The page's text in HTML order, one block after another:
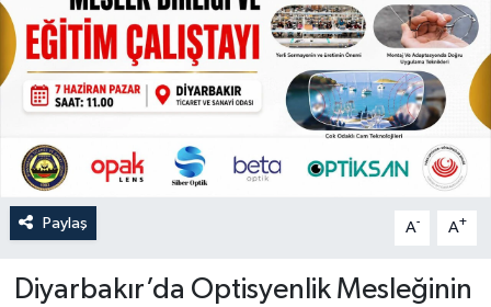
Paylaş A- A+
Diyarbakır’da Optisyenlik Mesleğinin